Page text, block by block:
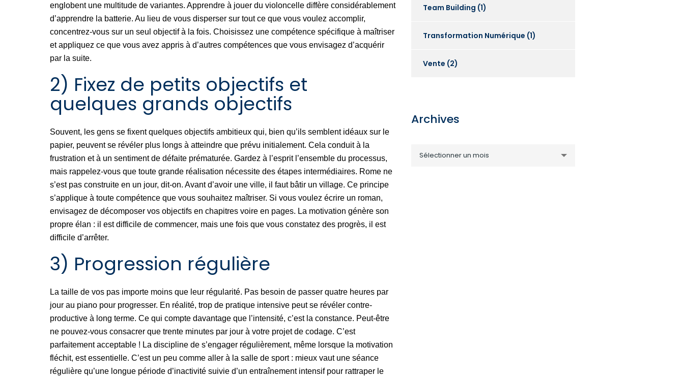
englobent une multitude de variantes. Apprendre à jouer du violoncelle diffère considérablement
d’apprendre la batterie. Au lieu de vous disperser sur tout ce que vous voulez accomplir,
concentrez-vous sur un seul objectif à la fois. Choisissez une compétence spécifique à maîtriser
et appliquez ce que vous avez appris à d’autres compétences que vous envisagez d’acquérir
par la suite.
2) Fixez de petits objectifs et
quelques grands objectifs
Souvent, les gens se fixent quelques objectifs ambitieux qui, bien qu’ils semblent idéaux sur le
papier, peuvent se révéler plus longs à atteindre que prévu initialement. Cela conduit à la
frustration et à un sentiment de défaite prématurée. Gardez à l’esprit l’ensemble du processus,
mais rappelez-vous que toute grande réalisation nécessite des étapes intermédiaires. Rome ne
s’est pas construite en un jour, dit-on. Avant d’avoir une ville, il faut bâtir un village. Ce principe
s’applique à toute compétence que vous souhaitez maîtriser. Si vous voulez écrire un roman,
envisagez de décomposer vos objectifs en chapitres voire en pages. La motivation génère son
propre élan : il est difficile de commencer, mais une fois que vous constatez des progrès, il est
difficile d’arrêter.
3) Progression régulière
La taille de vos pas importe moins que leur régularité. Pas besoin de passer quatre heures par
jour au piano pour progresser. En réalité, trop de pratique intensive peut se révéler contre-
productive à long terme. Ce qui compte davantage que l’intensité, c’est la constance. Peut-être
ne pouvez-vous consacrer que trente minutes par jour à votre projet de codage. C’est
parfaitement acceptable ! La discipline de s’engager régulièrement, même lorsque la motivation
fléchit, est essentielle. C’est un peu comme aller à la salle de sport : mieux vaut une séance
régulière qu’une longue période d’inactivité suivie d’un entraînement intensif pour rattraper le
Team Building (1)
Transformation Numérique (1)
Vente (2)
Archives
Sélectionner un mois